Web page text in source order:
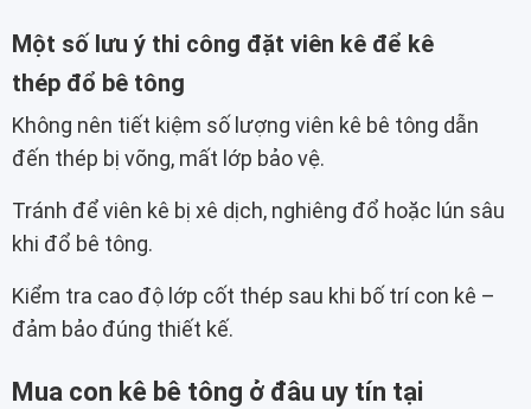
Một số lưu ý thi công đặt viên kê để kê
thép đổ bê tông
Không nên tiết kiệm số lượng viên kê bê tông dẫn
đến thép bị võng, mất lớp bảo vệ.
Tránh để viên kê bị xê dịch, nghiêng đổ hoặc lún sâu
khi đổ bê tông.
Kiểm tra cao độ lớp cốt thép sau khi bố trí con kê –
đảm bảo đúng thiết kế.
Mua con kê bê tông ở đâu uy tín tại